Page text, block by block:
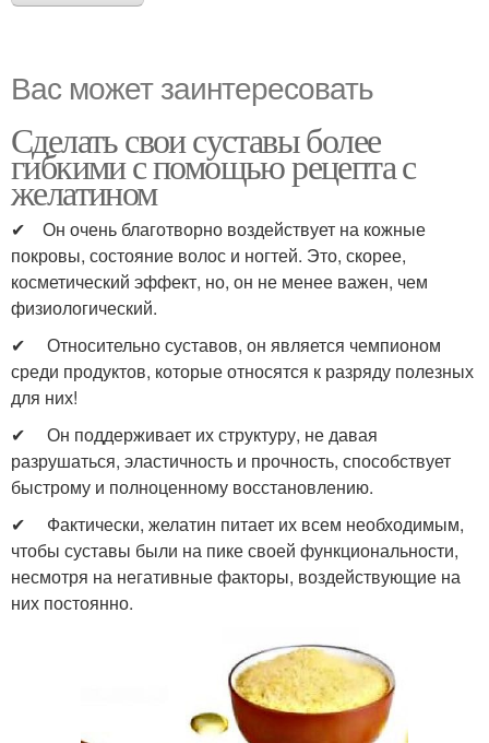
Вас может заинтересовать
Сделать свои суставы более
гибкими с помощью рецепта с
желатином
✔ Он очень благотворно воздействует на кожные
покровы, состояние волос и ногтей. Это, скорее,
косметический эффект, но, он не менее важен, чем
физиологический.
✔ Относительно суставов, он является чемпионом
среди продуктов, которые относятся к разряду полезных
для них!
✔ Он поддерживает их структуру, не давая
разрушаться, эластичность и прочность, способствует
быстрому и полноценному восстановлению.
✔ Фактически, желатин питает их всем необходимым,
чтобы суставы были на пике своей функциональности,
несмотря на негативные факторы, воздействующие на
них постоянно.